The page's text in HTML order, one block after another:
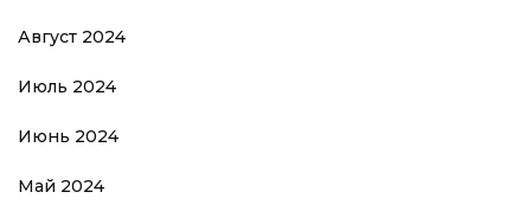
Август 2024
Июль 2024
Июнь 2024
Май 2024